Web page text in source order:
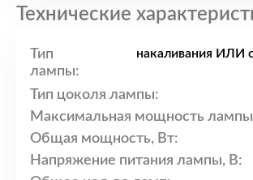
Технические
Тип
лампы:
накаливания ИЛИ
Тип цоколя лампы:
Максимальная мощность
Общая мощность, Вт:
Напряжение питания лампы, В: